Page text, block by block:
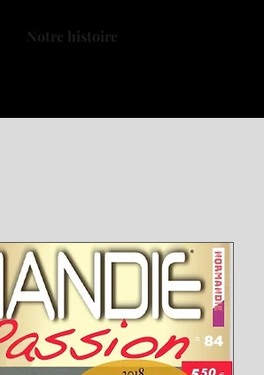
Notre histoire